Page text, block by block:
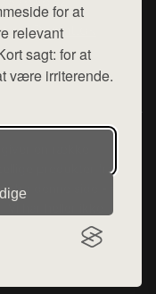
for at
relevant
sagt: for at
være irriterende.
hej@want.dk
og privatlivspolitik
en række
produkter fra
fra denne side - vi
har heller ikke